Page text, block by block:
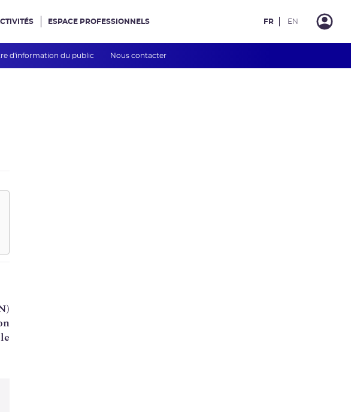
d'information du public Nous contacter
ESPACE PROFESSIONNELS FR EN